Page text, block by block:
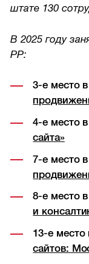
штате 130
В 2025 году
РР:
3-е место в
4-е место в
сайта»
7-е место в
8-е место в
и
13-е место
сайтов: